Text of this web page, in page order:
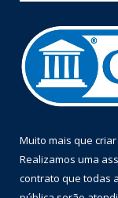
Muito mais que
Realizamos uma
contrato que todas